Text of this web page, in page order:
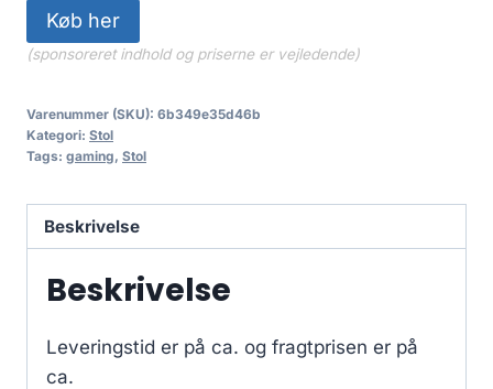
Køb her
(sponsoreret indhold og priserne er vejledende)
Varenummer (SKU): 6b349e35d46b
Kategori: Stol
Tags: gaming, Stol
Beskrivelse
Beskrivelse
Leveringstid er på ca. og fragtprisen er på
ca.